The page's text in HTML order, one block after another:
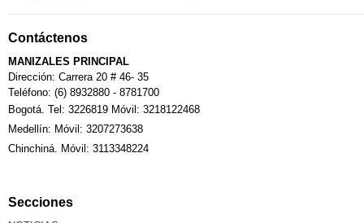
Contáctenos
MANIZALES PRINCIPAL
Dirección: Carrera 20 # 46- 35
Teléfono: (6) 8932880 - 8781700
Bogotá. Tel: 3226819 Móvil: 3218122468
Medellín: Móvil: 3207273638
Chinchiná. Móvil: 3113348224
Secciones